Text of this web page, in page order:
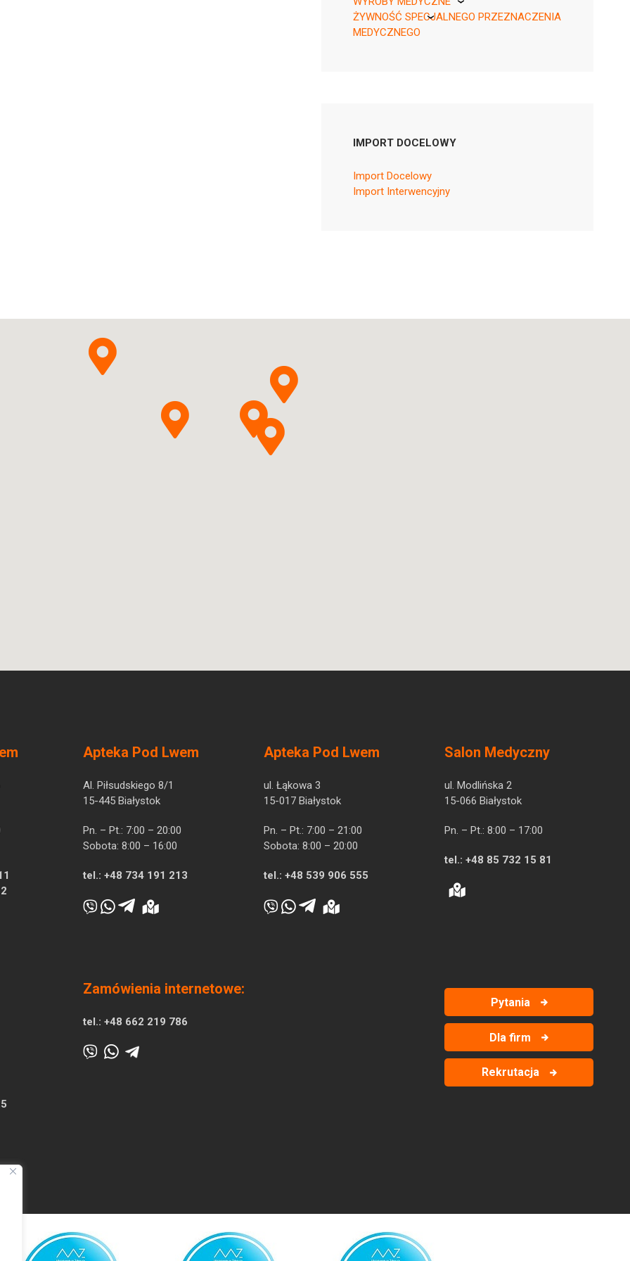
KikGel
ŻYWNOŚĆ SPECJALNEGO PRZEZNACZENIA
MEDYCZNEGO
IMPORT DOCELOWY
Import Docelowy
Import Interwencyjny
Apteka Pod Lwem
Al. Piłsudskiego 8/1
15-445 Białystok
Pn. – Pt.: 7:00 – 20:00
Sobota: 8:00 – 16:00
tel.: +48 734 191 213
Apteka Pod Lwem
ul. Łąkowa 3
15-017 Białystok
Pn. – Pt.: 7:00 – 21:00
Sobota: 8:00 – 20:00
tel.: +48 539 906 555
Salon Medyczny
ul. Modlińska 2
15-066 Białystok
Pn. – Pt.: 8:00 – 17:00
tel.: +48 85 732 15 81
Zamówienia internetowe:
tel.: +48 662 219 786
Pytania
Dla firm
Rekrutacja